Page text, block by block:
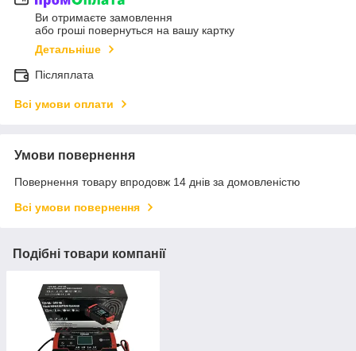
Ви отримаєте замовлення
або гроші повернуться на вашу картку
Детальніше
Післяплата
Всі умови оплати
Умови повернення
Повернення товару впродовж 14 днів за домовленістю
Всі умови повернення
Подібні товари компанії